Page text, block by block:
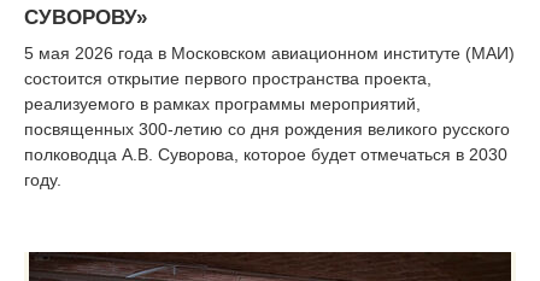
СУВОРОВУ»
5 мая 2026 года в Московском авиационном институте (МАИ)
состоится открытие первого пространства проекта,
реализуемого в рамках программы мероприятий,
посвященных 300-летию со дня рождения великого русского
полководца А.В. Суворова, которое будет отмечаться в 2030
году.